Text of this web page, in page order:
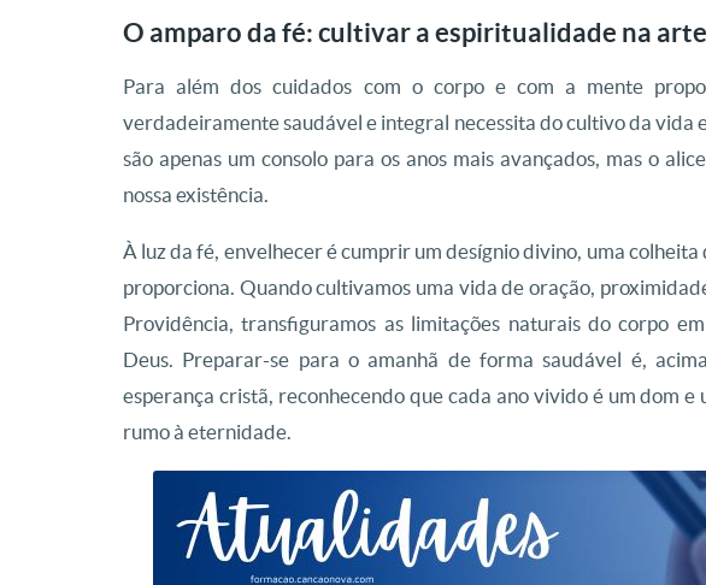
O amparo da fé: cultivar a espiritualidade na
Para além dos cuidados com o corpo e com a mente
verdadeiramente saudável e integral necessita do cultivo da vida
são apenas um consolo para os anos mais avançados, mas o
nossa existência.
À luz da fé, envelhecer é cumprir um desígnio divino, uma
proporciona. Quando cultivamos uma vida de oração,
Providência, transfiguramos as limitações naturais do corpo
Deus. Preparar-se para o amanhã de forma saudável é,
esperança cristã, reconhecendo que cada ano vivido é um dom e
rumo à eternidade.